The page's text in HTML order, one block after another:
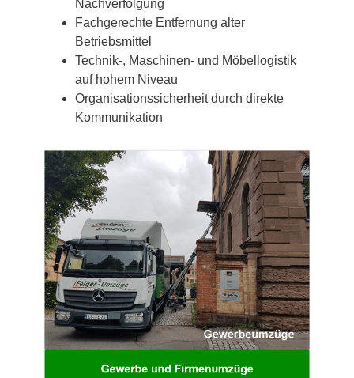
Nachverfolgung
Fachgerechte Entfernung alter
Betriebsmittel
Technik-, Maschinen- und Möbellogistik
auf hohem Niveau
Organisationssicherheit durch direkte
Kommunikation